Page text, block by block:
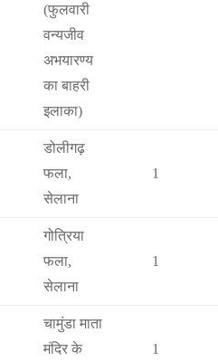
(फुलवारी
वन्यजीव
अभयारण्य
का बाहरी
इलाका)
डोलीगढ़
फला,
सेलाना
1
गोत्रिया
फला,
सेलाना
1
चामुंडा माता
मंदिर के
1